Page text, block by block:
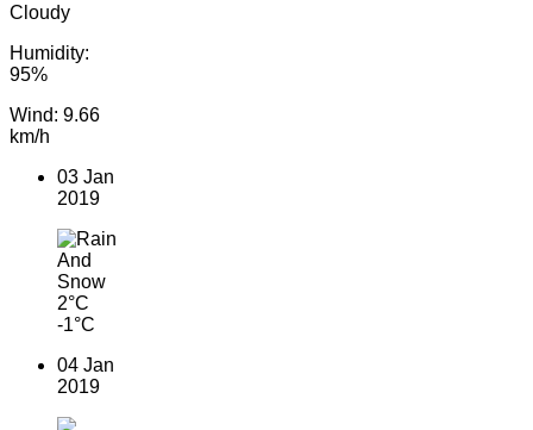
Cloudy
Humidity:
95%
Wind: 9.66
km/h
03 Jan
2019
2°C
-1°C
04 Jan
2019